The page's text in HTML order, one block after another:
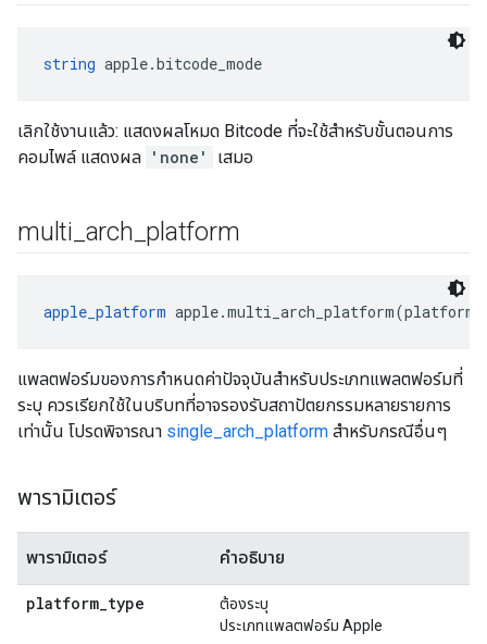
string apple.bitcode_mode
เลิกใช้งานแล้ว: แสดงผลโหมด Bitcode ที่จะใช้สำหรับขั้นตอนการ
คอมไพล์ แสดงผล 'none' เสมอ
multi arch platform
apple_platform
แพลตฟอร์มของการกำหนดค่าปัจจุบันสำหรับประเภทแพลตฟอร์มที่
ระบุ ควรเรียกใช้ในบริบทที่อาจรองรับสถาปัตยกรรมหลายรายการ
เท่านั้น โปรดพิจารณา single_arch_platform สำหรับกรณีอื่นๆ
พารามิเตอร์
พารามิเตอร์ คำอธิบาย
platform_type
ต้องระบุ
ประเภทแพลตฟอร์ม Apple